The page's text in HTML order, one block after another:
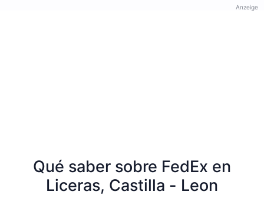
Anzeige
Qué saber sobre FedEx en
Liceras, Castilla - Leon